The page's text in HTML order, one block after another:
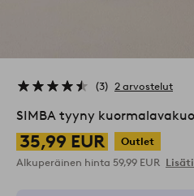
3 2 arvostelut
SIMBA tyyny
35,99 EUR
Outlet
Alkuperäinen hinta 59,99 EUR